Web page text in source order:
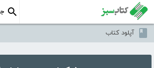
آپلود کتاب